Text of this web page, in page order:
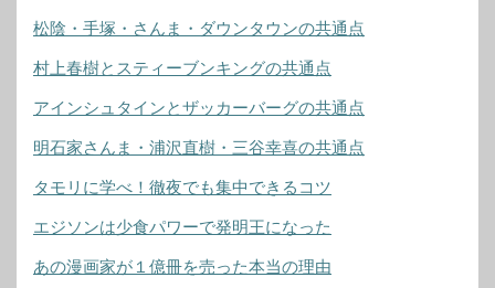
松陰・手塚・さんま・ダウンタウンの共通点
村上春樹とスティーブンキングの共通点
アインシュタインとザッカーバーグの共通点
明石家さんま・浦沢直樹・三谷幸喜の共通点
タモリに学べ！徹夜でも集中できるコツ
エジソンは少食パワーで発明王になった
あの漫画家が１億冊を売った本当の理由